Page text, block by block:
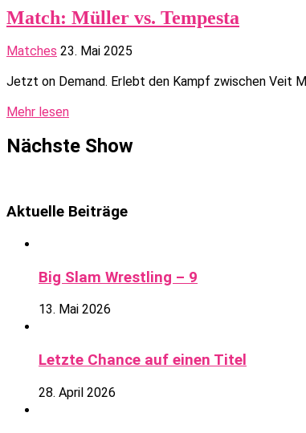
Match: Müller vs. Tempesta
Matches 23. Mai 2025
Jetzt on Demand. Erlebt den Kampf zwischen Veit
Mehr lesen
Nächste Show
Aktuelle Beiträge
Big Slam Wrestling – 9
13. Mai 2026
Letzte Chance auf einen Titel
28. April 2026